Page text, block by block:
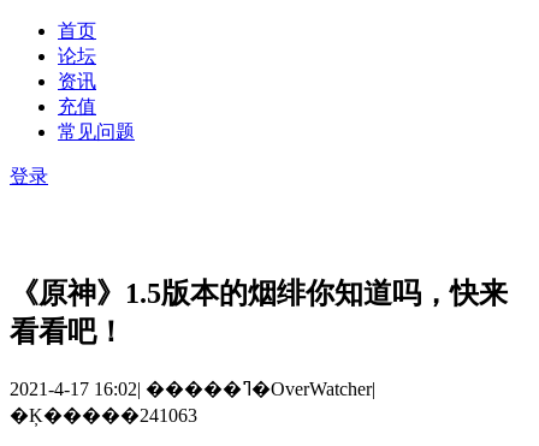
首页
论坛
资讯
充值
常见问题
登录
《原神》1.5版本的烟绯你知道吗，快来
看看吧！
2021-4-17 16:02| �����ߣ�OverWatcher|
�Ķ�����241063